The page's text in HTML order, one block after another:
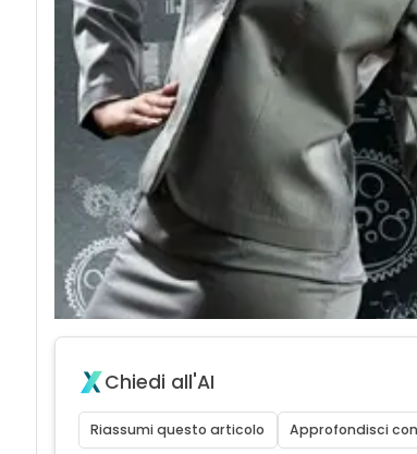
Chiedi all'AI
Riassumi questo articolo Approfondisci